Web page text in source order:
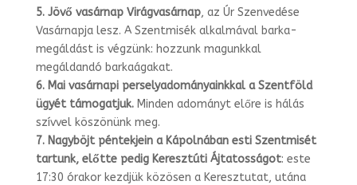
5. Jövő vasárnap Virágvasárnap, az Úr Szenvedése
Vasárnapja lesz. A Szentmi­sék alkalmával barka-
megáldást is végzünk: hozzunk magunkkal
megáldandó bar­kaágakat.
6. Mai vasárnapi perselyadományainkkal a Szentföld
ügyét támogatjuk.Min­den adományt előre is hálás
szívvel köszönünk meg.
7. Nagyböjt péntekjein a Kápolnában esti Szentmisét
tartunk, előtte pedig Ke­resztúti Ájtatosságot: este
17:30 órakor kezdjük közösen a Keresztutat, utána